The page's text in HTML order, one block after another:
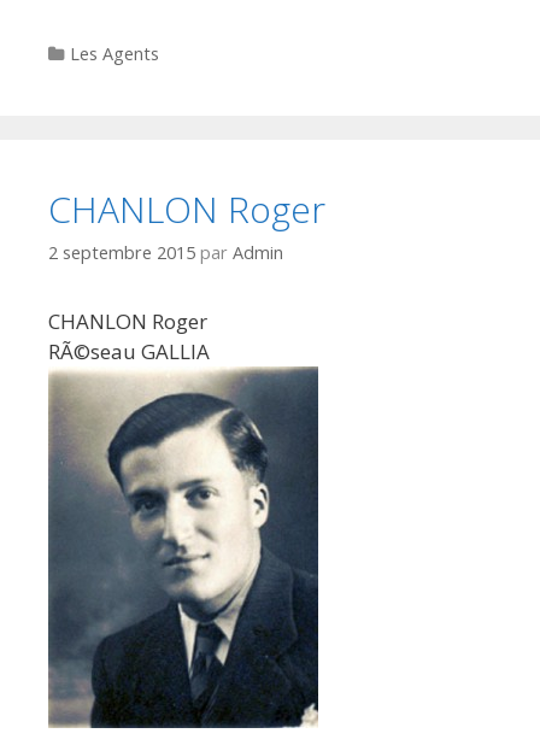
Categories
Les Agents
CHANLON Roger
2 septembre 2015 par Admin
CHANLON Roger
RÃ©seau GALLIA